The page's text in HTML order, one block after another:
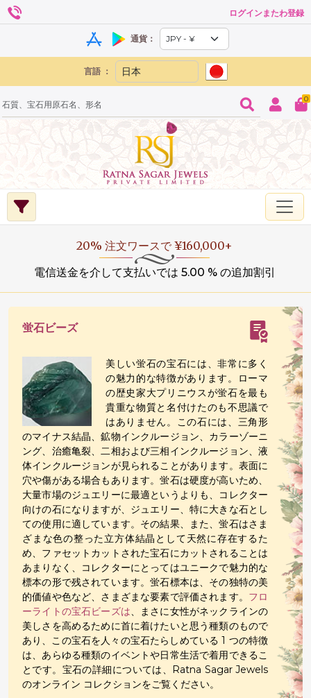
ログインまたわ登録
通貨：
言語 ：
0
20% 注文ワースで ¥160,000+
電信送金を介して支払いでは 5.00 % の追加割引
蛍石ビーズ
美しい蛍石の宝石には、非常に多く
の魅力的な特徴があります。ローマ
の歴史家大プリニウスが蛍石を最も
貴重な物質と名付けたのも不思議で
はありません。この石には、三角形
のマイナス結晶、鉱物インクルージョン、カラーゾーニ
ング、治癒亀裂、二相および三相インクルージョン、液
体インクルージョンが見られることがあります。表面に
穴や傷がある場合もあります。蛍石は硬度が高いため、
大量市場のジュエリーに最適というよりも、コレクター
向けの石になりますが、ジュエリー、特に大きな石とし
ての使用に適しています。その結果、また、蛍石はさま
ざまな色の整った立方体結晶として天然に存在するた
め、ファセットカットされた宝石にカットされることは
あまりなく、コレクターにとってはユニークで魅力的な
標本の形で残されています。蛍石標本は、その独特の美
的価値や色など、さまざまな要素で評価されます。 フロ
ーライトの宝石ビーズは、まさに女性がネックラインの
美しさを高めるために首に着けたいと思う種類のもので
あり、この宝石を人々の宝石たらしめている 1 つの特徴
は、あらゆる種類のイベントや日常生活で着用できるこ
とです。宝石の詳細については、Ratna Sagar Jewels
のオンライン コレクションをご覧ください。